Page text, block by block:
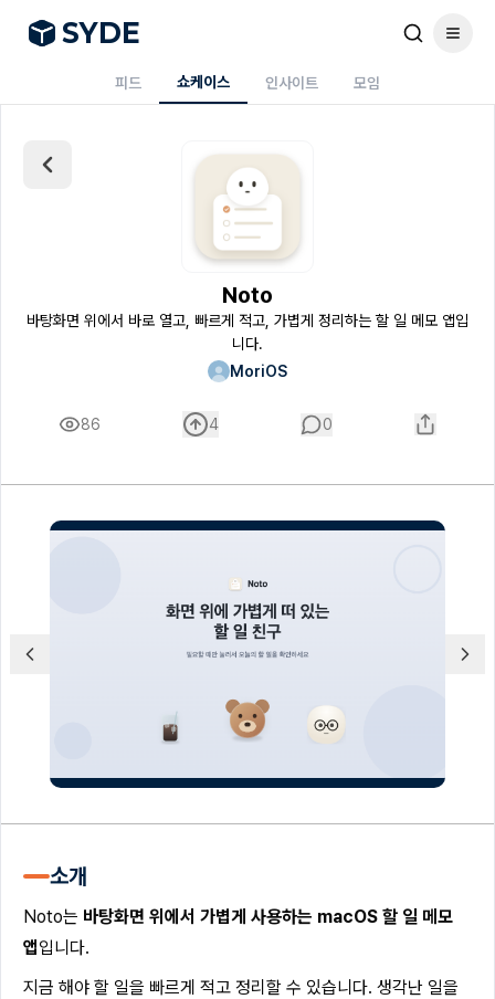
SYDE
피드 쇼케이스 인사이트 모임
Noto
바탕화면 위에서 바로 열고, 빠르게 적고, 가볍게 정리하는 할 일 메모 앱입
니다.
MoriOS
86 4 0
소개
Noto는 바탕화면 위에서 가볍게 사용하는 macOS 할 일 메모
앱입니다.
지금 해야 할 일을 빠르게 적고 정리할 수 있습니다. 생각난 일을